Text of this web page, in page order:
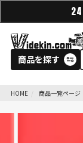
24
商品を探す
HOME 商品一覧ページ